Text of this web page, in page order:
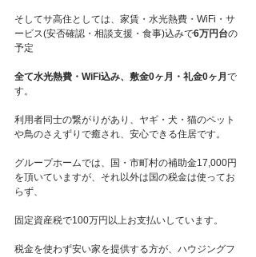
そしてサ高住としては、家賃・水光熱費・WiFi・サ
ービス(安否確認・相談支援・食事)込みで6万円台の
予定
全て水光熱費・WiFi込み、敷金0ヶ月・礼金0ヶ月 で
す。
利用者同士の繋がりがあり、ヤギ・犬・猫のペット
や鳥のさえずりで癒され、安心できる住居です。
グループホームでは、国・市町村の補助金17,000円
を頂いていますが、それ以外は国の税金は使ってお
らず、
固定資産税で100万円以上お支払いしています。
税金を使わず安い家を提供する方が、ハウジングフ